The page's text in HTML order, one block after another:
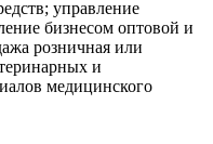
управление
бизнесом оптовой и
розничная или
и
медицинского